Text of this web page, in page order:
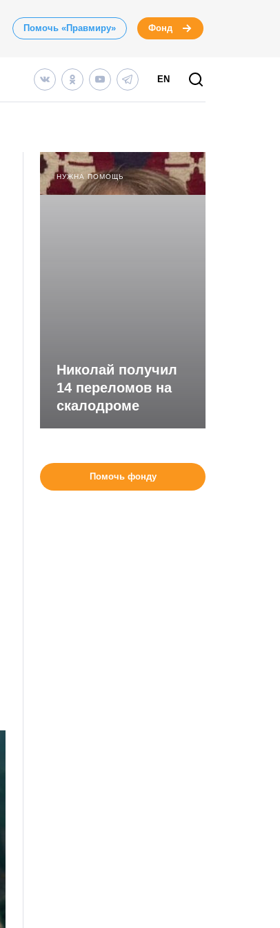
Помочь «Правмиру» Фонд
EN
НУЖНА ПОМОЩЬ
Николай получил
14 переломов на
скалодроме
Помочь фонду